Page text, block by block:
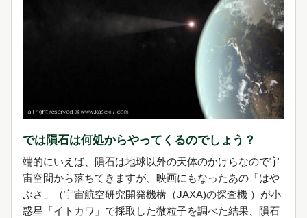
では隕石は何処からやってくるのでしょう？
端的にいえば、隕石は地球以外の天体のかけらなので宇
宙空間から落ちてきますが、映画にもなったあの「はや
ぶさ」（宇宙航空研究開発機構（JAXA)の探査機 ）が小
惑星「イトカワ」で採取した微粒子を調べた結果、隕石